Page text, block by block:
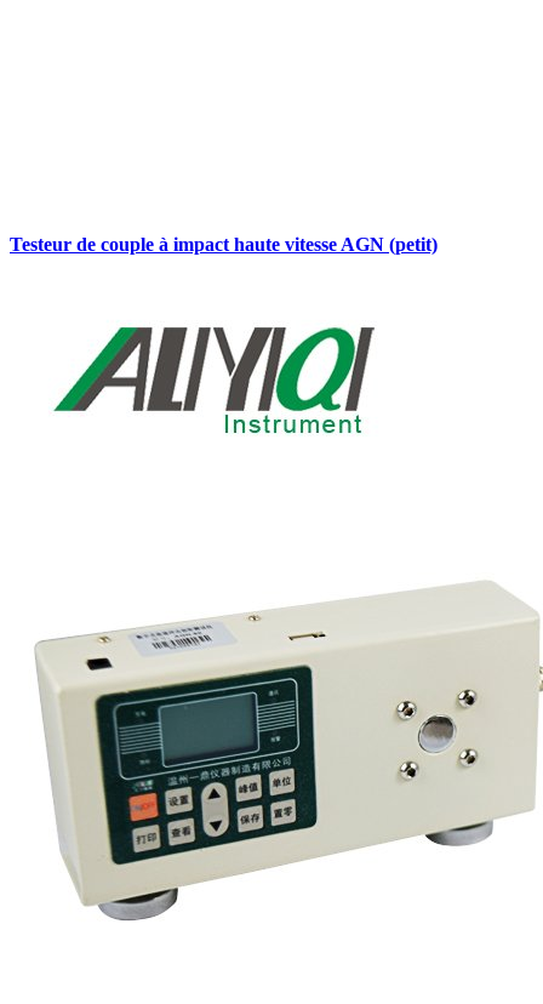
Testeur de couple à impact haute vitesse AGN (petit)